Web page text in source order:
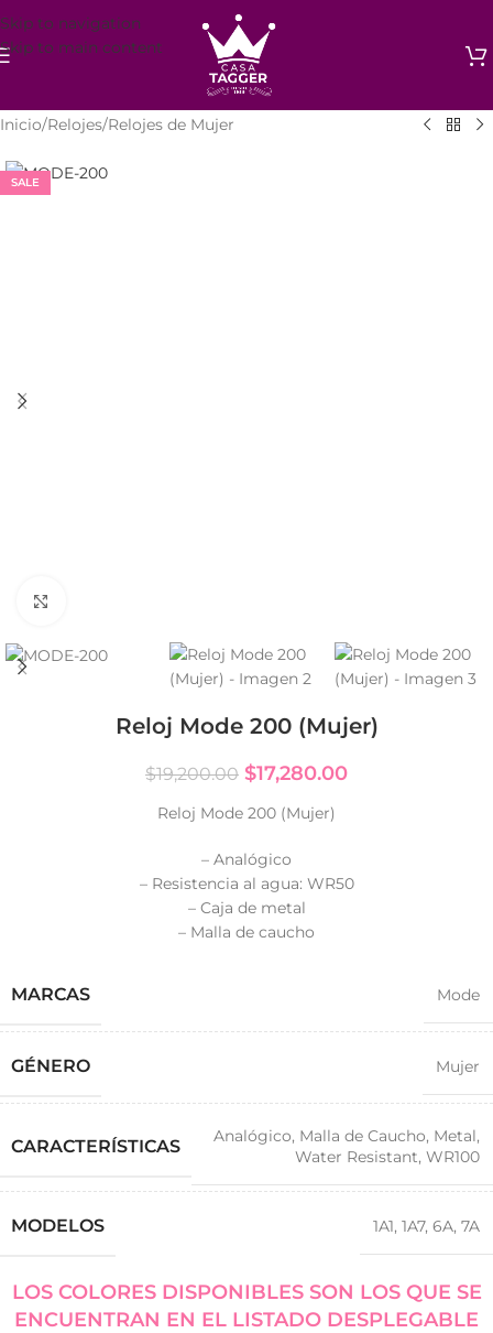
Skip to navigation
Skip to main content
Inicio/Relojes/Relojes de Mujer
SALE
Reloj Mode 200 (Mujer)
$19,200.00 $17,280.00
Reloj Mode 200 (Mujer)
– Analógico
– Resistencia al agua: WR50
– Caja de metal
– Malla de caucho
MARCAS Mode
GÉNERO Mujer
CARACTERÍSTICAS Analógico, Malla de Caucho, Metal,
Water Resistant, WR100
MODELOS 1A1, 1A7, 6A, 7A
LOS COLORES DISPONIBLES SON LOS QUE SE
ENCUENTRAN EN EL LISTADO DESPLEGABLE